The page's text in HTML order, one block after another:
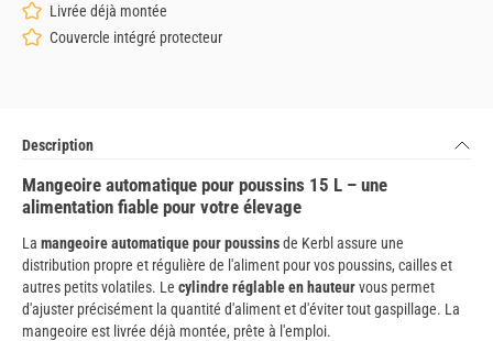
Livrée déjà montée
Couvercle intégré protecteur
Description
Mangeoire automatique pour poussins 15 L – une
alimentation fiable pour votre élevage
La mangeoire automatique pour poussinsde Kerbl assure une
distribution propre et régulière de l'aliment pour vos poussins, cailles et
autres petits volatiles. Le cylindre réglable en hauteurvous permet
d'ajuster précisément la quantité d'aliment et d'éviter tout gaspillage. La
mangeoire est livrée déjà montée, prête à l'emploi.